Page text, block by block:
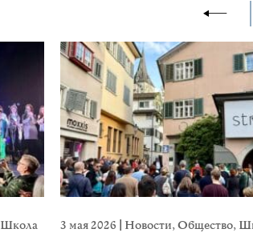
Школа 3 мая 2026 Новости,Общество,